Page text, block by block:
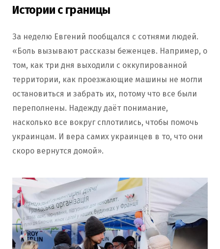
Истории с границы
За неделю Евгений пообщался с сотнями людей.
«Боль вызывают рассказы беженцев. Например, о
том, как три дня выходили с оккупированной
территории, как проезжающие машины не могли
остановиться и забрать их, потому что все были
переполнены. Надежду даёт понимание,
насколько все вокруг сплотились, чтобы помочь
украинцам. И вера самих украинцев в то, что они
скоро вернутся домой».